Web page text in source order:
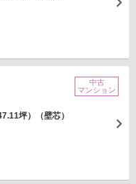
坪）（壁芯）
中古
マンション